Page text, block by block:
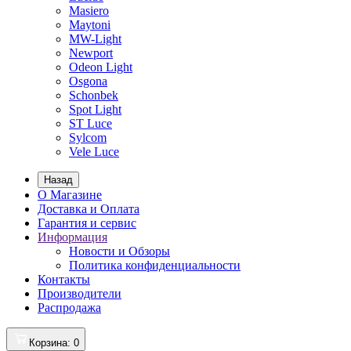
Masiero
Maytoni
MW-Light
Newport
Odeon Light
Osgona
Schonbek
Spot Light
ST Luce
Sylcom
Vele Luce
Назад
О Магазине
Доставка и Оплата
Гарантия и сервис
Информация
Новости и Обзоры
Политика конфиденциальности
Контакты
Производители
Распродажа
Корзина: 0